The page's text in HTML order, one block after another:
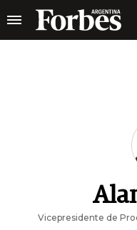
Vicepresidente de